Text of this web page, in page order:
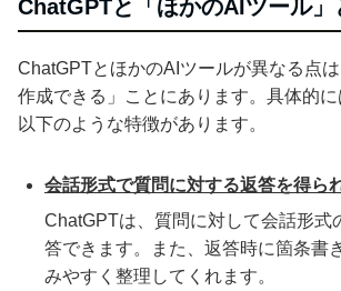
ChatGPTと「ほかのAIツール」
ChatGPTとほかのAIツールが異なる点
作成できる」ことにあります。具体的
以下のような特徴があります。
会話形式で質問に対する返答を得ら
ChatGPTは、質問に対して会話形式
答できます。また、返答時に箇条書
みやすく整理してくれます。